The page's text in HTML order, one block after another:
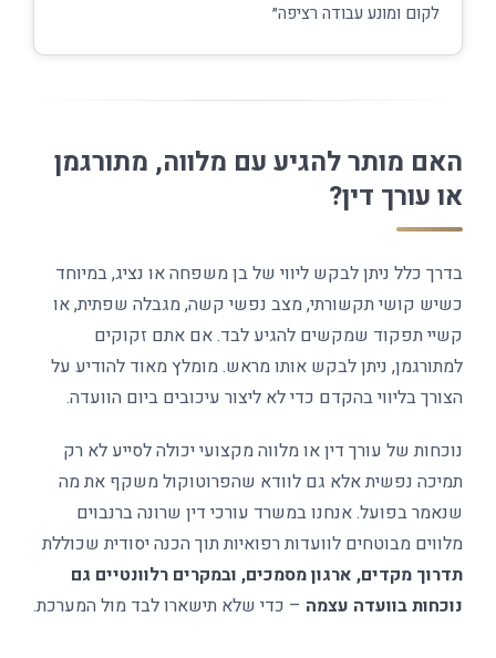
לקום ומונע עבודה רציפה״
האם מותר להגיע עם מלווה, מתורגמן
או עורך דין?
בדרך כלל ניתן לבקש ליווי של בן משפחה או נציג, במיוחד
כשיש קושי תקשורתי, מצב נפשי קשה, מגבלה שפתית, או
קשיי תפקוד שמקשים להגיע לבד. אם אתם זקוקים
למתורגמן, ניתן לבקש אותו מראש. מומלץ מאוד להודיע על
הצורך בליווי בהקדם כדי לא ליצור עיכובים ביום הוועדה.
נוכחות של עורך דין או מלווה מקצועי יכולה לסייע לא רק
תמיכה נפשית אלא גם לוודא שהפרוטוקול משקף את מה
שנאמר בפועל. אנחנו במשרד עורכי דין שרונה ברנבוים
מלווים מבוטחים לוועדות רפואיות תוך הכנה יסודית שכוללת
תדרוך מקדים, ארגון מסמכים, ובמקרים רלוונטיים גם
נוכחות בוועדה עצמה – כדי שלא תישארו לבד מול המערכת.